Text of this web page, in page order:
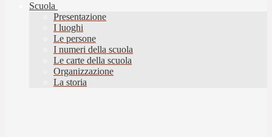
Scuola
Presentazione
I luoghi
Le persone
I numeri della scuola
Le carte della scuola
Organizzazione
La storia